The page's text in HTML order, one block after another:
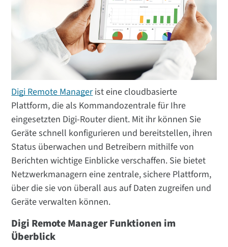
Digi Remote Managerist eine cloudbasierte
Plattform, die als Kommandozentrale für Ihre
eingesetzten Digi-Router dient. Mit ihr können Sie
Geräte schnell konfigurieren und bereitstellen, ihren
Status überwachen und Betreibern mithilfe von
Berichten wichtige Einblicke verschaffen. Sie bietet
Netzwerkmanagern eine zentrale, sichere Plattform,
über die sie von überall aus auf Daten zugreifen und
Geräte verwalten können.
Digi Remote Manager Funktionen im
Überblick